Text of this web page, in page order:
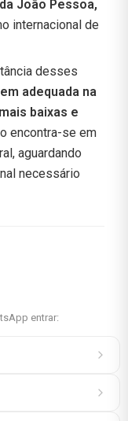
João Pessoa,
internacional de
desses
adequada na
baixas e
encontra-se em
aguardando
necessário
entrar: